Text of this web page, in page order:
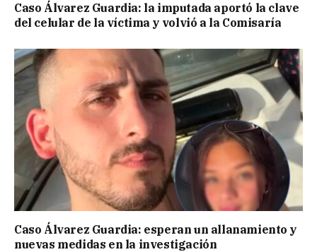
Caso Álvarez Guardia: la imputada aportó la clave
del celular de la víctima y volvió a la Comisaría
Caso Álvarez Guardia: esperan un allanamiento y
nuevas medidas en la investigación